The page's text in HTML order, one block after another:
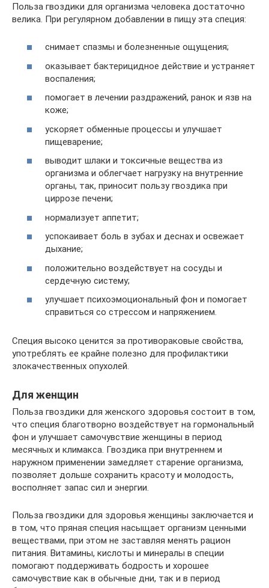
Польза гвоздики для организма человека достаточно
велика. При регулярном добавлении в пищу эта специя:
снимает спазмы и болезненные ощущения;
оказывает бактерицидное действие и устраняет
воспаления;
помогает в лечении раздражений, ранок и язв на
коже;
ускоряет обменные процессы и улучшает
пищеварение;
выводит шлаки и токсичные вещества из
организма и облегчает нагрузку на внутренние
органы, так, приносит пользу гвоздика при
циррозе печени;
нормализует аппетит;
успокаивает боль в зубах и деснах и освежает
дыхание;
положительно воздействует на сосуды и
сердечную систему;
улучшает психоэмоциональный фон и помогает
справиться со стрессом и напряжением.
Специя высоко ценится за противораковые свойства,
употреблять ее крайне полезно для профилактики
злокачественных опухолей.
Для женщин
Польза гвоздики для женского здоровья состоит в том,
что специя благотворно воздействует на гормональный
фон и улучшает самочувствие женщины в период
месячных и климакса. Гвоздика при внутреннем и
наружном применении замедляет старение организма,
позволяет дольше сохранить красоту и молодость,
восполняет запас сил и энергии.
Польза гвоздики для здоровья женщины заключается и
в том, что пряная специя насыщает организм ценными
веществами, при этом не заставляя менять рацион
питания. Витамины, кислоты и минералы в специи
помогают поддерживать бодрость и хорошее
самочувствие как в обычные дни, так и в период